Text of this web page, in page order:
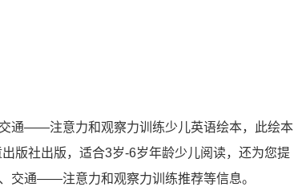
通——注意力和观察力训练少儿英语绘本，此绘本
版社出版，适合3岁-6岁年龄少儿阅读，还为您提
通——注意力和观察力训练推荐等信息。